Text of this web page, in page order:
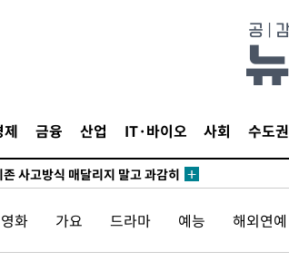
제 금융 산업 IT·바이오 사회 수도권
태유 서울대 공대 교수…이병태
순감하고 그 전 2개월 10.3만개
사고방식 매달리지 말고 과감히
중대경보, 폭염경보로 하향
의성 관할 4개 면 특별재난지역
영화 가요 드라마 예능 해외연예